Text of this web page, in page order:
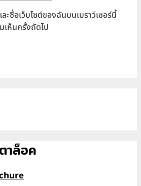
ะชื่อเว็บไซต์ของฉันบนเบราว์เซอร์นี้
เห็นครั้งถัดไป
าล็อค